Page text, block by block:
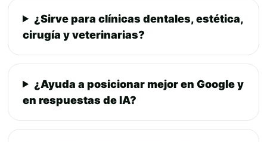
¿Sirve para clínicas dentales, estética,
cirugía y veterinarias?
¿Ayuda a posicionar mejor en Google y
en respuestas de IA?